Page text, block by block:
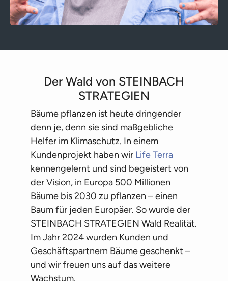
Der Wald von STEINBACH
STRATEGIEN
Bäume pflanzen ist heute dringender
denn je, denn sie sind maßgebliche
Helfer im Klimaschutz. In einem
Kundenprojekt haben wir Life Terra
kennengelernt und sind begeistert von
der Vision, in Europa 500 Millionen
Bäume bis 2030 zu pflanzen – einen
Baum für jeden Europäer. So wurde der
STEINBACH STRATEGIEN Wald Realität.
Im Jahr 2024 wurden Kunden und
Geschäftspartnern Bäume geschenkt –
und wir freuen uns auf das weitere
Wachstum.